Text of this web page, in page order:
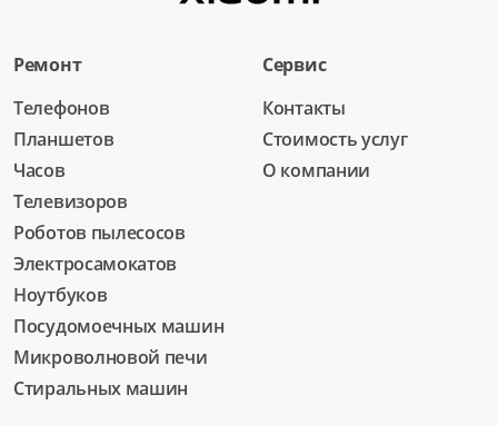
Ремонт
Телефонов
Планшетов
Часов
Телевизоров
Роботов пылесосов
Электросамокатов
Ноутбуков
Посудомоечных машин
Микроволновой печи
Стиральных машин
Сервис
Контакты
Стоимость услуг
О компании